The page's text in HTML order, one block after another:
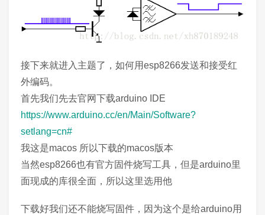
接下来就进入主题了，如何用esp8266发送和接受红
外编码。
首先我们先去官网下载arduino IDE
https://www.arduino.cc/en/Main/Software?
setlang=cn#
我这是macos 所以下载的macos版本
当然esp8266也有官方固件烧写工具，但是arduino里
面现成的库很全面，所以这里选用他
下载好我们还不能烧写固件，因为这个是给arduino用